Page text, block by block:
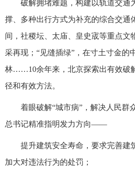
破解拥堵难题，构建以轨道交通
撑、多种出行方式为补充的综合交通
间，社稷坛、太庙、皇史宬等重点文
采再现；“见缝插绿”，在寸土寸金的
林……10余年来，北京探索出有效破
径和有效方法。
着眼破解“城市病”，解决人民群
总书记精准指明发力方向——
提升建筑安全寿命，要求完善建
加大对违法行为的处罚；